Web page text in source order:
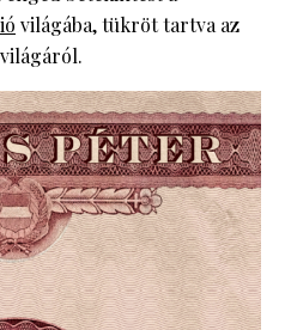
világába, tükröt tartva az